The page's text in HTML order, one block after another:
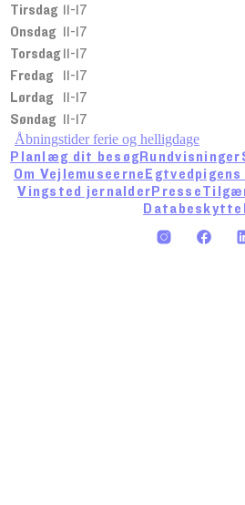
Tirsdag 11-17
Onsdag 11-17
Torsdag 11-17
Fredag
11-17
Lørdag
11-17
Søndag 11-17
Åbningstider ferie og helligdage
Planlæg dit besøgRundvisninger
Om VejlemuseerneEgtvedpigens
Vingsted jernalderPresse